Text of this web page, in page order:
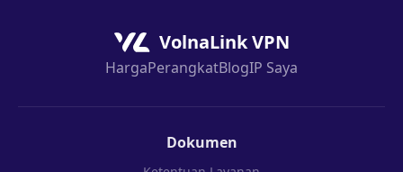
VolnaLink VPN
HargaPerangkatBlogIP Saya
Dokumen